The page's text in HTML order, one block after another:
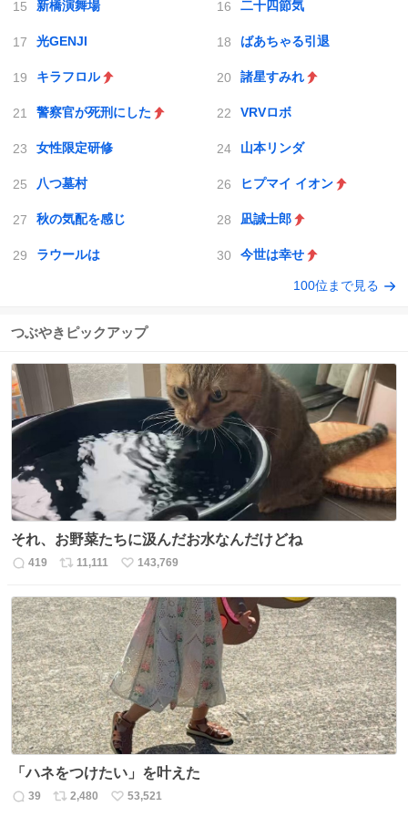
新橋演舞場 二十四節気
光GENJI ばあちゃる引退
キラフロル 諸星すみれ
警察官が死刑にした VRVロボ
女性限定研修 山本リンダ
八つ墓村 ヒプマイ イオン
秋の気配を感じ 凪誠士郎
ラウールは 今世は幸せ
100位まで見る
つぶやきピックアップ
それ、お野菜たちに汲んだお水なんだけどね
返
数
419
リ
ス
ト
数
11,111
い
ね
数
143,769
「ハネをつけたい」を叶えた
返
39
リ
2,480
い
53,521